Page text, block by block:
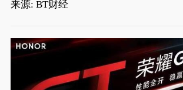
来源: BT财经